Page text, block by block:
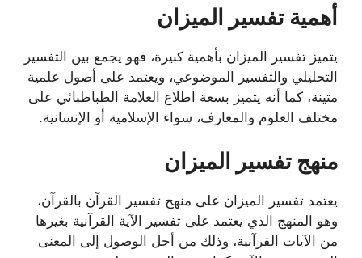
أهمية تفسير الميزان
يتميز تفسير الميزان بأهمية كبيرة، فهو يجمع بين التفسير
التحليلي والتفسير الموضوعي، ويعتمد على أصول علمية
متينة، كما أنه يتميز بسعة اطلاع العلامة الطباطبائي على
مختلف العلوم والمعارف، سواء الإسلامية أو الإنسانية.
منهج تفسير الميزان
يعتمد تفسير الميزان على منهج تفسير القرآن بالقرآن،
وهو المنهج الذي يعتمد على تفسير الآية القرآنية بغيرها
من الآيات القرآنية، وذلك من أجل الوصول إلى المعنى